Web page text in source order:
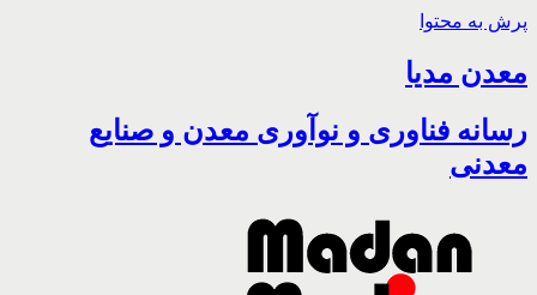
پرش به محتوا
معدن مدیا
رسانه فناوری و نوآوری معدن و صنایع
معدنی